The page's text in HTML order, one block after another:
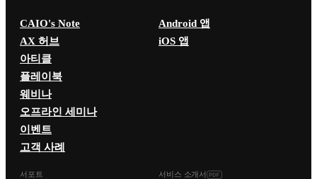
CAIO's Note
AX 허브
아티클
플레이북
웨비나
오프라인 세미나
이벤트
고객 사례
Android 앱
iOS 앱
서포트 서비스 소개서